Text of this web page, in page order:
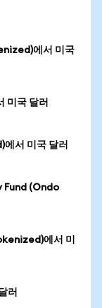
에서 미국
미국 달러
서 미국 달러
(Ondo
에서 미
러